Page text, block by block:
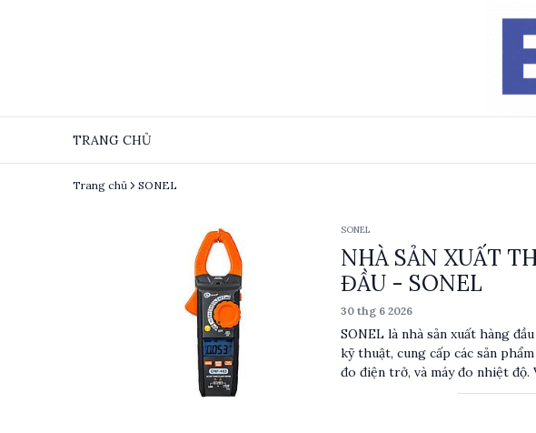
TRANG CHỦ
Trang chủ SONEL
SONEL
NHÀ SẢN XUẤT
ĐẦU - SONEL
30 thg 6 2026
SONEL là nhà sản xuất hàng
kỹ thuật, cung cấp các sản
đo điện trở, và máy đo nhiệt
SONEL phục vụ nhiều ngành